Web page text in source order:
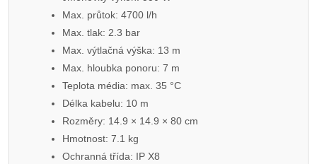
Max. průtok: 4700 l/h
Max. tlak: 2.3 bar
Max. výtlačná výška: 13 m
Max. hloubka ponoru: 7 m
Teplota média: max. 35 °C
Délka kabelu: 10 m
Rozměry: 14.9 × 14.9 × 80 cm
Hmotnost: 7.1 kg
Ochranná třída: IP X8